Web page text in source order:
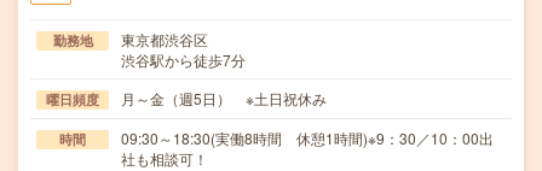
勤務地
東京都渋谷区
渋谷駅から徒歩7分
曜日頻度 月～金（週5日） ※土日祝休み
時間
09:30～18:30(実働8時間 休憩1時間)※9：30／10：00出
社も相談可！